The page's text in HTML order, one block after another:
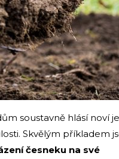
soustavně hlásí noví
Skvělým příkladem
česneku na své